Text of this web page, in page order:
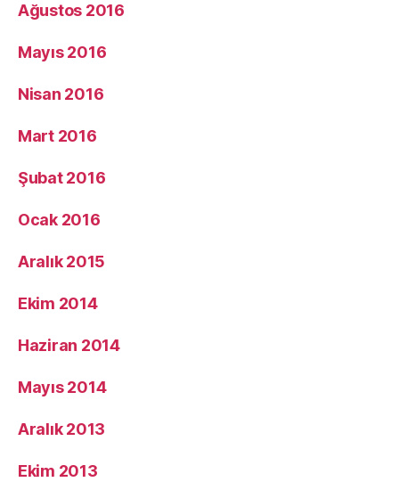
Ağustos 2016
Mayıs 2016
Nisan 2016
Mart 2016
Şubat 2016
Ocak 2016
Aralık 2015
Ekim 2014
Haziran 2014
Mayıs 2014
Aralık 2013
Ekim 2013